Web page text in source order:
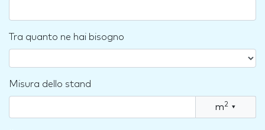
Tra quanto ne hai bisogno
Misura dello stand
m2 ▾